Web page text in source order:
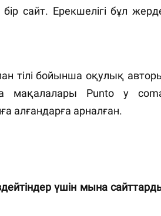
сайт. Ерекшелігі бұл
тілі бойынша оқулық
мақалалары Punto y
алғандарға арналған.⠀
үшін мына